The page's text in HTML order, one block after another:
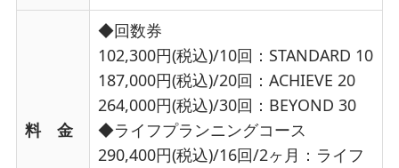
料 金
◆回数券
102,300円(税込)/10回：STANDARD 10
187,000円(税込)/20回：ACHIEVE 20
264,000円(税込)/30回：BEYOND 30
◆ライフプランニングコース
290,400円(税込)/16回/2ヶ月：ライフ